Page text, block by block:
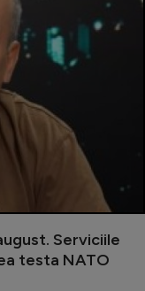
Serviciile
testa NATO